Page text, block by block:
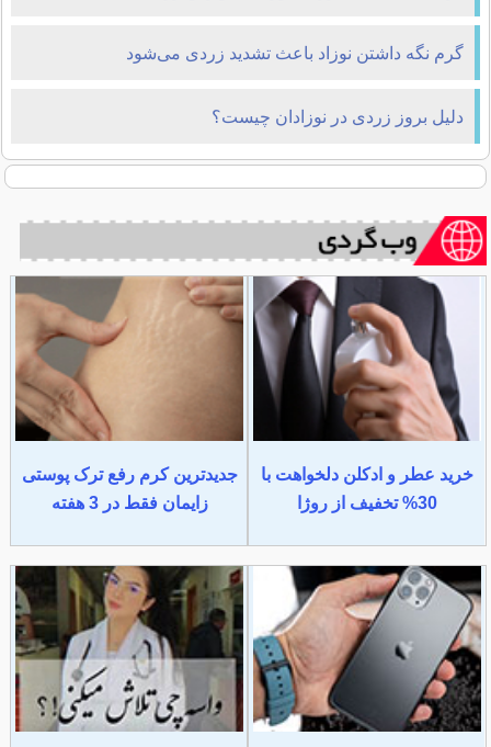
گرم نگه داشتن نوزاد باعث تشدید زردی می‌شود
دلیل بروز زردی در نوزادان چیست؟
خرید عطر و ادکلن دلخواهت با
30% تخفیف از روژا
جدیدترین کرم رفع ترک پوستی
زایمان فقط در 3 هفته